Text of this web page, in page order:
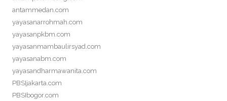
antammedan.com
yayasanarrohmah.com
yayasanpkbm.com
yayasanmambaulirsyad.com
yayasanabm.com
yayasandharmawanita.com
PBSIjakarta.com
PBSIbogor.com